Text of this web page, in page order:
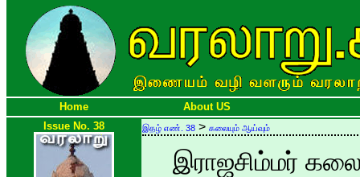
Home
About US
Issue No. 38
இதழ் எண். 38 > கலையும் ஆய்வும்
இராஜசிம்மர்